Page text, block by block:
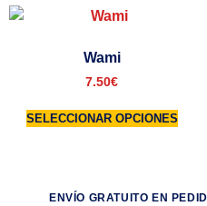
Wami
7.50€
SELECCIONAR OPCIONES
ENVÍO GRATUITO EN